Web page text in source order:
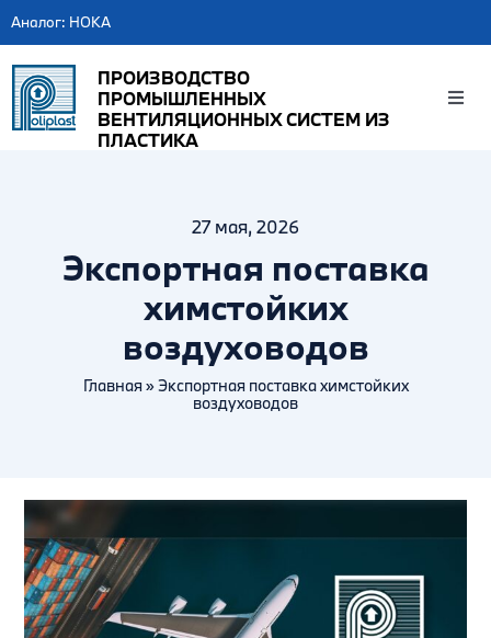
to
content
Аналог: HOKA
ПРОИЗВОДСТВО
ПРОМЫШЛЕННЫХ
ВЕНТИЛЯЦИОННЫХ СИСТЕМ ИЗ
ПЛАСТИКА
О производстве
Контакты
27 мая, 2026
Экспортная поставка
химстойких
воздуховодов
Главная»Экспортная поставка химстойких
воздуховодов